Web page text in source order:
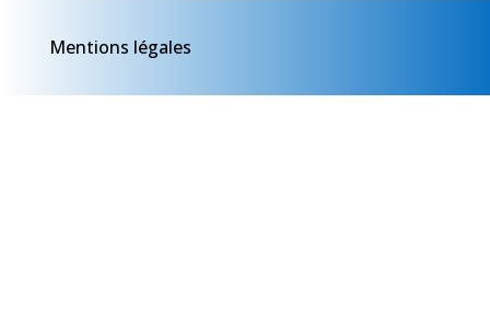
Mentions légales